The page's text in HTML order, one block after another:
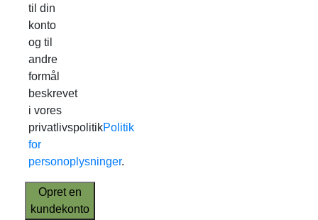
til din
konto
og til
andre
formål
beskrevet
i vores
privatlivspolitikPolitik
for
personoplysninger.
Opret en
kundekonto